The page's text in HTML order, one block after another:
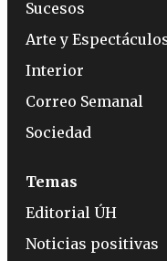
Sucesos
Arte y
Interior
Correo Semanal
Sociedad
Temas
Editorial ÚH
Noticias positivas